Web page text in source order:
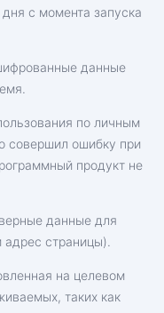
с момента запуска
данные
по личным
совершил ошибку при
продукт не
данные для
адрес страницы).
на целевом
таких как